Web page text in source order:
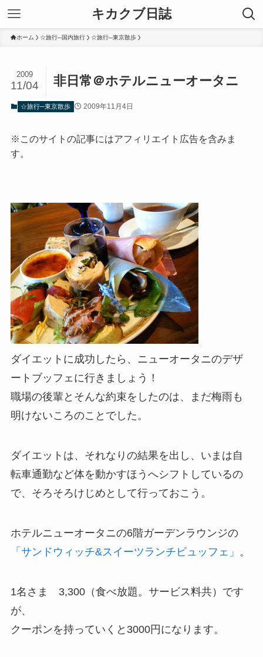
キカクブ日誌
ホーム ☆旅行─国内旅行 ☆旅行─東京散歩
非日常＠ホテルニューオータニ
2009
11/04
☆旅行─東京散歩 2009年11月4日
※このサイトの記事にはアフィリエイト広告を含みま
す。
ダイエットに成功したら、ニューオータニのデザ
ートブッフェに行きましょう！
職場の後輩とそんな約束をしたのは、まだ梅雨も
明けないころのことでした。
ダイエットは、それなりの結果を出し、いまは自
転車通勤など体を動かすほうへシフトしているの
で、そろそろけじめとして行っておこう。
ホテルニューオータニの6階ガーデンラウンジの
「サンドウィッチ&スイーツランチビュッフェ」 。
1名さま 3,300（食べ放題。サービス料共）です
が、
クーポンを持っていくと3000円になります。